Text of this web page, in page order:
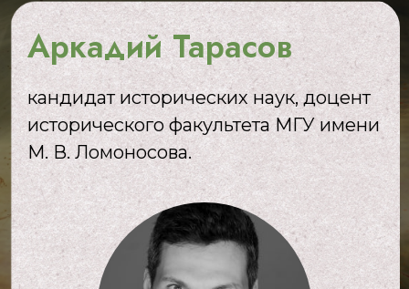
Аркадий Тарасов
кандидат исторических наук, доцент
исторического факультета МГУ имени
М. В. Ломоносова.